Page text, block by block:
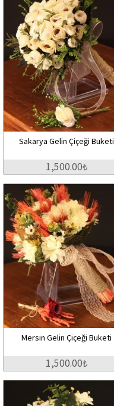
Sakarya Gelin Çiçeği Buketi
1,500.00₺
Mersin Gelin Çiçeği Buketi
1,500.00₺